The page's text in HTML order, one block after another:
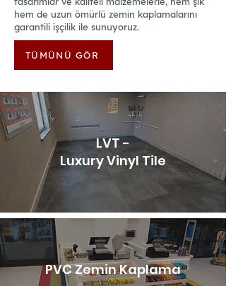
hem de uzun ömürlü zemin kaplamalarını
garantili işçilik ile sunuyoruz.
TÜMÜNÜ GÖR
LVT -
Luxury Vinyl Tile
PVC Zemin Kaplama